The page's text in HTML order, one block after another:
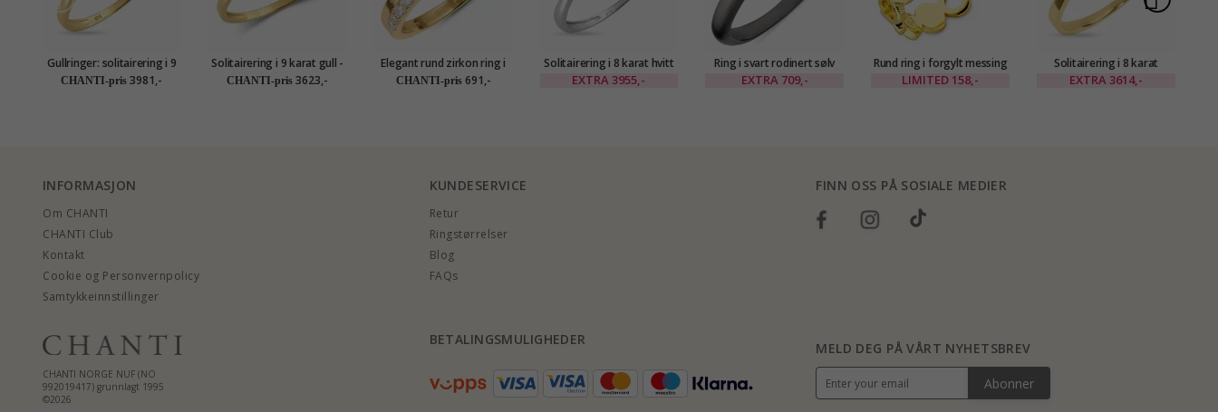
Gullringer: solitairering i 9
karat gull - Gold Collection
CHANTI-pris 3981,-
Solitairering i 9 karat gull -
Gold Collection
CHANTI-pris 3623,-
Elegant rund zirkon ring i
forgylt sølv
CHANTI-pris 691,-
Solitairering i 8 karat hvitt
EXTRA3955,-
Ring i svart rodinert sølv
EXTRA 709,-
Rund ring i forgylt messing
- Eliné
LIMITED 158,-
Solitairering i 8 karat
EXTRA3614,-
INFORMASJON
Om CHANTI
CHANTI Club
Kontakt
Cookie og Personvernpolicy
Samtykkeinnstillinger
KUNDESERVICE
Retur
Ringstørrelser
Blog
FAQs
FINN OSS PÅ SOSIALE MEDIER
CHANTI NORGE NUF (NO
992019417) grunnlagt 1995
©2026
BETALINGSMULIGHEDER
MELD DEG PÅ VÅRT NYHETSBREV
Abonner